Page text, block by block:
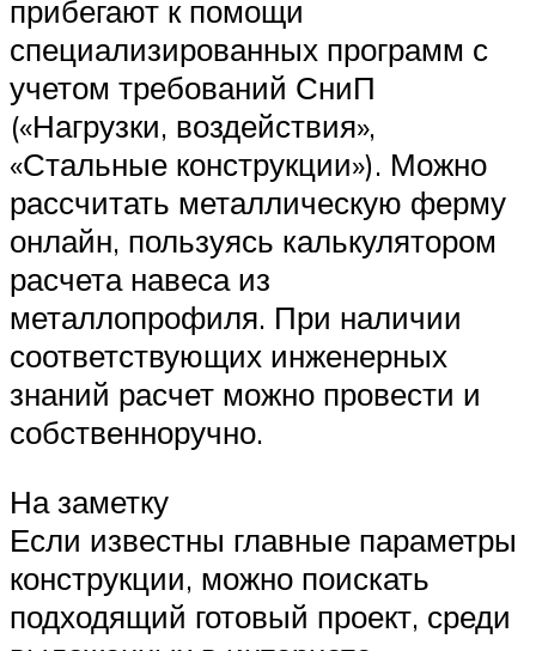
прибегают к помощи
специализированных программ с
учетом требований СниП
(«Нагрузки, воздействия»,
«Стальные конструкции»). Можно
рассчитать металлическую ферму
онлайн, пользуясь калькулятором
расчета навеса из
металлопрофиля. При наличии
соответствующих инженерных
знаний расчет можно провести и
собственноручно.
На заметку
Если известны главные параметры
конструкции, можно поискать
подходящий готовый проект, среди